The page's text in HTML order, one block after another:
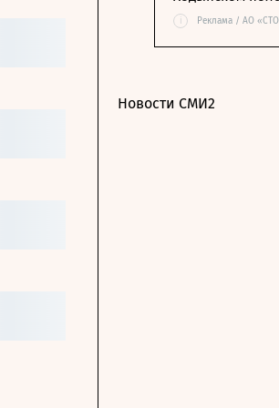
i Реклама / АО
Новости СМИ2